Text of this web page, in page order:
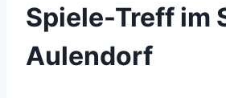
Spiele-Treff im
Aulendorf